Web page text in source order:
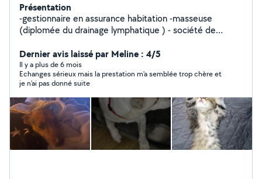
Présentation
-gestionnaire en assurance habitation -masseuse
(diplomée du drainage lymphatique ) - société de
- cuisine ( anniversaire réception,baptêmes) - travaille
avec un développeur web
Dernier avis laissé par Meline : 4/5
Il y a plus de 6 mois
Echanges sérieux mais la prestation m'a semblée trop chère et
je n'ai pas donné suite